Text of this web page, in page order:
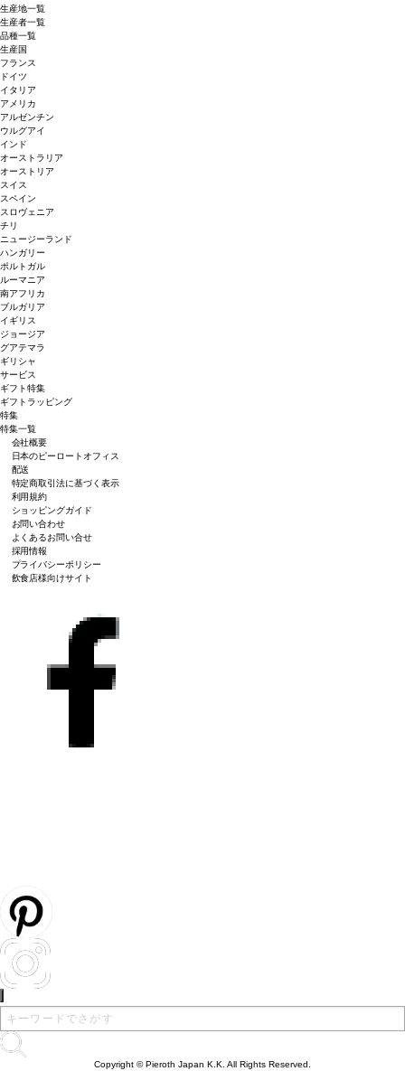
生産地一覧
生産者一覧
品種一覧
生産国
フランス
ドイツ
イタリア
アメリカ
アルゼンチン
ウルグアイ
インド
オーストラリア
オーストリア
スイス
スペイン
スロヴェニア
チリ
ニュージーランド
ハンガリー
ポルトガル
ルーマニア
南アフリカ
ブルガリア
イギリス
ジョージア
グアテマラ
ギリシャ
サービス
ギフト特集
ギフトラッピング
特集
特集一覧
会社概要
日本のピーロートオフィス
配送
特定商取引法に基づく表示
利用規約
ショッピングガイド
お問い合わせ
よくあるお問い合せ
採用情報
プライバシーポリシー
飲食店様向けサイト
Copyright © Pieroth Japan K.K. All Rights Reserved.